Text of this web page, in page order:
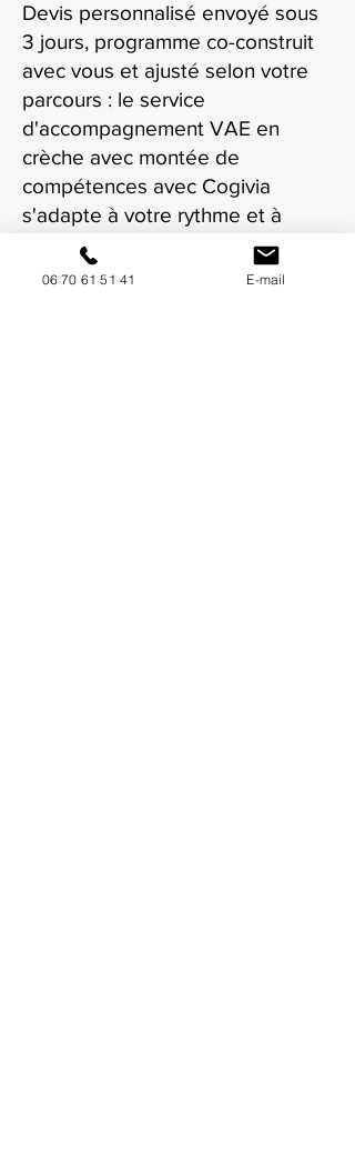
Devis personnalisé envoyé sous
3 jours, programme co-construit
avec vous et ajusté selon votre
parcours : le service
d'accompagnement VAE en
crèche avec montée de
compétences avec Cogivia
s'adapte à votre rythme et à
votre situation à Sète.
06 70 61 51 41 E-mail